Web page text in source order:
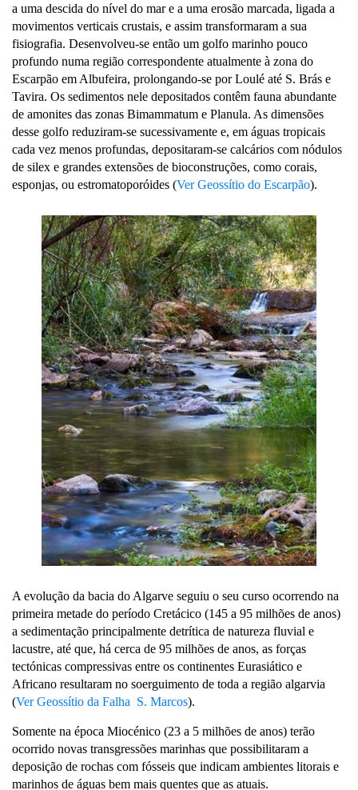
a uma descida do nível do mar e a uma erosão marcada, ligada a
movimentos verticais crustais, e assim transformaram a sua
fisiografia. Desenvolveu-se então um golfo marinho pouco
profundo numa região correspondente atualmente à zona do
Escarpão em Albufeira, prolongando-se por Loulé até S. Brás e
Tavira. Os sedimentos nele depositados contêm fauna abundante
de amonites das zonas Bimammatum e Planula. As dimensões
desse golfo reduziram-se sucessivamente e, em águas tropicais
cada vez menos profundas, depositaram-se calcários com nódulos
de silex e grandes extensões de bioconstruções, como corais,
esponjas, ou estromatoporóides (Ver Geossítio do Escarpão).
A evolução da bacia do Algarve seguiu o seu curso ocorrendo na
primeira metade do período Cretácico (145 a 95 milhões de anos)
a sedimentação principalmente detrítica de natureza fluvial e
lacustre, até que, há cerca de 95 milhões de anos, as forças
tectónicas compressivas entre os continentes Eurasiático e
Africano resultaram no soerguimento de toda a região algarvia
(Ver Geossítio da Falha S. Marcos).
Somente na época Miocénico (23 a 5 milhões de anos) terão
ocorrido novas transgressões marinhas que possibilitaram a
deposição de rochas com fósseis que indicam ambientes litorais e
marinhos de águas bem mais quentes que as atuais.